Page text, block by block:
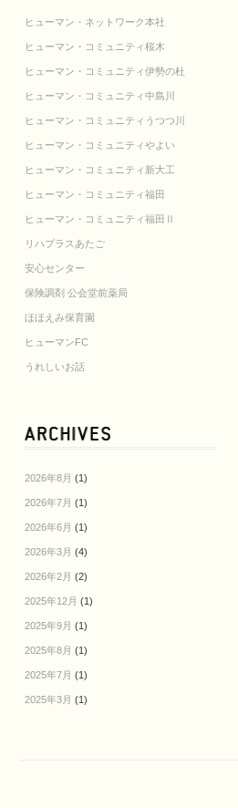
ヒューマン・ネットワーク本社
ヒューマン・コミュニティ桜木
ヒューマン・コミュニティ伊勢の杜
ヒューマン・コミュニティ中島川
ヒューマン・コミュニティうつつ川
ヒューマン・コミュニティやよい
ヒューマン・コミュニティ新大工
ヒューマン・コミュニティ福田
ヒューマン・コミュニティ福田Ⅱ
リハプラスあたご
安心センター
保険調剤 公会堂前薬局
ほほえみ保育園
ヒューマンFC
うれしいお話
2026年8月 (1)
2026年7月 (1)
2026年6月 (1)
2026年3月 (4)
2026年2月 (2)
2025年12月 (1)
2025年9月 (1)
2025年8月 (1)
2025年7月 (1)
2025年3月 (1)